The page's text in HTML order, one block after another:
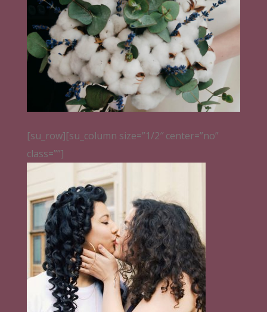
[su_row][su_column size=”1/2″ center=”no”
class=””]